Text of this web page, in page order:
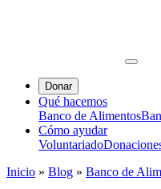
Donar
Qué hacemos
Banco de Alimentos
Cómo ayudar
Voluntariado
Inicio » Blog » Banco de